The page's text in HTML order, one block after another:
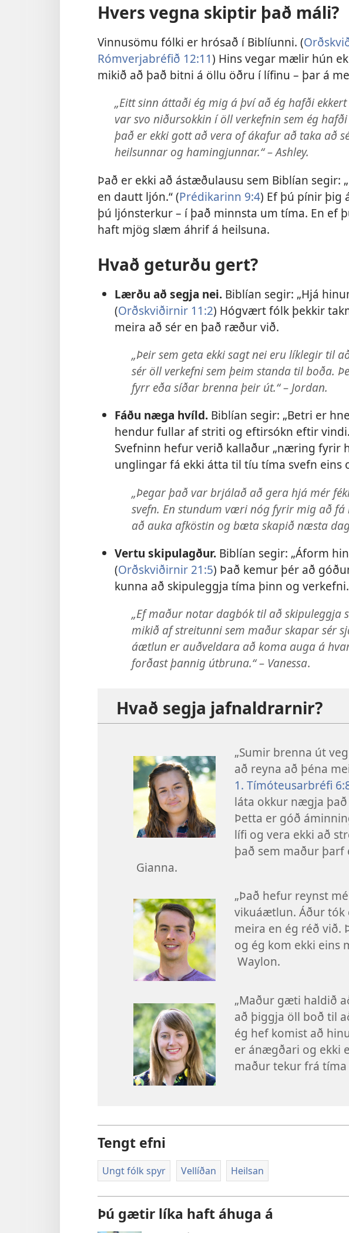
Hvers vegna skiptir það máli?
Vinnusömu fólki er hrósað í Biblíunni. (
Rómverjabréfið 12:11) Hins vegar mælir hún
mikið að það bitni á öllu öðru í lífinu – þar á
„Eitt sinn áttaði ég mig á því að ég hafði
var svo niðursokkin í öll verkefnin sem ég
það er ekki gott að vera of ákafur að taka að
heilsunnar og hamingjunnar.“ – Ashley.
Það er ekki að ástæðulausu sem Biblían segir:
en dautt ljón.“ (Prédikarinn 9:4) Ef þú pínir
þú ljónsterkur – í það minnsta um tíma. En ef
haft mjög slæm áhrif á heilsuna.
Hvað geturðu gert?
Lærðu að segja nei.Biblían segir: „Hjá
(Orðskviðirnir 11:2) Hógvært fólk þekkir
meira að sér en það ræður við.
„Þeir sem geta ekki sagt nei eru líklegir til
sér öll verkefni sem þeim standa til boða.
fyrr eða síðar brenna þeir út.“ – Jordan.
Fáðu næga hvíld.Biblían segir: „Betri er
hendur fullar af striti og eftirsókn eftir
Svefninn hefur verið kallaður „næring fyrir
unglingar fá ekki átta til tíu tíma svefn eins
„Þegar það var brjálað að gera hjá mér
svefn. En stundum væri nóg fyrir mig að
að auka afköstin og bæta skapið næsta
Vertu skipulagður.Biblían segir: „Áform
(Orðskviðirnir 21:5) Það kemur þér að
kunna að skipuleggja tíma þinn og verkefni.
„Ef maður notar dagbók til að skipuleggja
mikið af streitunni sem maður skapar sér
áætlun er auðveldara að koma auga á
forðast þannig útbruna.“ – Vanessa.
Hvað segja jafnaldrarnir?
„Sumir brenna út
að reyna að þéna
1. Tímóteusarbréfi
láta okkur nægja
Þetta er góð
lífi og vera ekki að
það sem maður þarf
Gianna.
„Það hefur reynst
vikuáætlun. Áður tók
meira en ég réð við.
og ég kom ekki eins
Waylon.
„Maður gæti haldið
að þiggja öll boð til
ég hef komist að
er ánægðari og ekki
maður tekur frá tíma
Tengt efni
Ungt fólk spyr Vellíðan Heilsan
Þú gætir líka haft áhuga á